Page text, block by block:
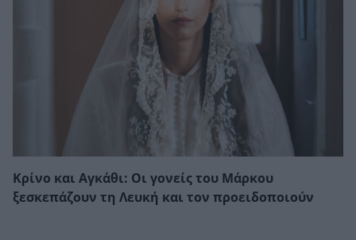
Κρίνο και Αγκάθι: Οι γονείς του Μάρκου
ξεσκεπάζουν τη Λευκή και τον προειδοποιούν